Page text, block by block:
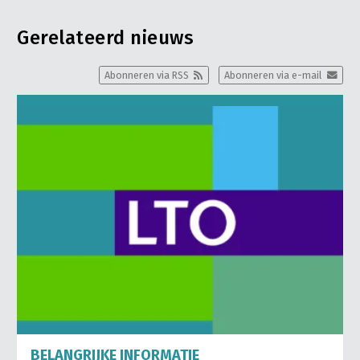
Gerelateerd nieuws
Abonneren via e-mail
Abonneren via RSS
BELANGRIJKE INFORMATIE